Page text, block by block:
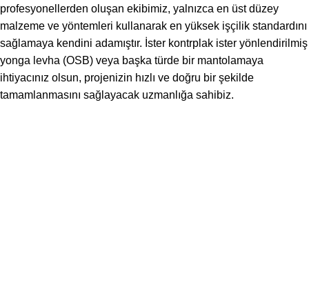
profesyonellerden oluşan ekibimiz, yalnızca en üst düzey
malzeme ve yöntemleri kullanarak en yüksek işçilik standardını
sağlamaya kendini adamıştır. İster kontrplak ister yönlendirilmiş
yonga levha (OSB) veya başka türde bir mantolamaya
ihtiyacınız olsun, projenizin hızlı ve doğru bir şekilde
tamamlanmasını sağlayacak uzmanlığa sahibiz.